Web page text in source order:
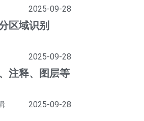
2025-09-28
区域识别
2025-09-28
注释、图层等
2025-09-28